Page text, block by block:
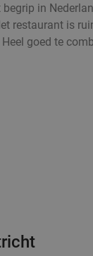
in
restaurant is
goed te